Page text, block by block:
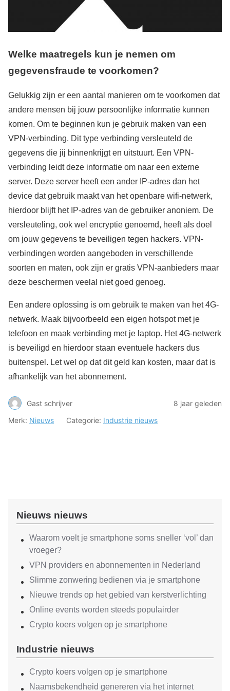
Welke maatregels kun je nemen om
gegevensfraude te voorkomen?
Gelukkig zijn er een aantal manieren om te voorkomen dat
andere mensen bij jouw persoonlijke informatie kunnen
komen. Om te beginnen kun je gebruik maken van een
VPN-verbinding. Dit type verbinding versleuteld de
gegevens die jij binnenkrijgt en uitstuurt. Een VPN-
verbinding leidt deze informatie om naar een externe
server. Deze server heeft een ander IP-adres dan het
device dat gebruik maakt van het openbare wifi-netwerk,
hierdoor blijft het IP-adres van de gebruiker anoniem. De
versleuteling, ook wel encryptie genoemd, heeft als doel
om jouw gegevens te beveiligen tegen hackers. VPN-
verbindingen worden aangeboden in verschillende
soorten en maten, ook zijn er gratis VPN-aanbieders maar
deze beschermen veelal niet goed genoeg.
Een andere oplossing is om gebruik te maken van het 4G-
netwerk. Maak bijvoorbeeld een eigen hotspot met je
telefoon en maak verbinding met je laptop. Het 4G-netwerk
is beveiligd en hierdoor staan eventuele hackers dus
buitenspel. Let wel op dat dit geld kan kosten, maar dat is
afhankelijk van het abonnement.
Gast schrijver
8 jaar geleden
Merk: Nieuws Categorie: Industrie nieuws
Nieuws nieuws
Waarom voelt je smartphone soms sneller ‘vol’ dan
vroeger?
VPN providers en abonnementen in Nederland
Slimme zonwering bedienen via je smartphone
Nieuwe trends op het gebied van kerstverlichting
Online events worden steeds populairder
Crypto koers volgen op je smartphone
Industrie nieuws
Crypto koers volgen op je smartphone
Naamsbekendheid genereren via het internet